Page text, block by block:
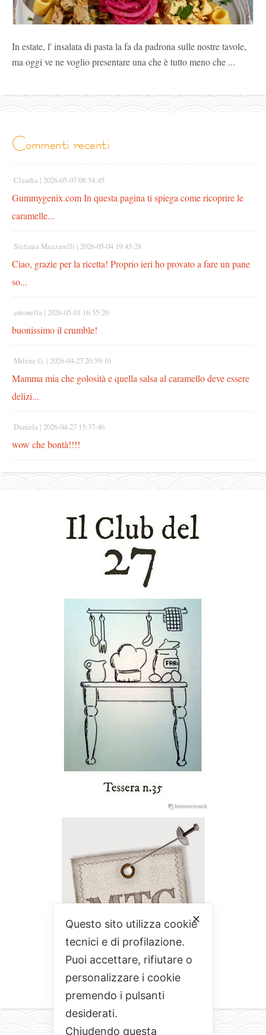
In estate, l' insalata di pasta la fa da padrona sulle nostre tavole,
ma oggi ve ne voglio presentare una che è tutto meno che ...
commenti recenti
Claudia | 2026-05-07 08:54:45
Gummygenix.com In questa pagina ti spiega come ricoprire le
caramelle...
Stefania Mazzarelli | 2026-05-04 19:45:28
Ciao, grazie per la ricetta! Proprio ieri ho provato a fare un pane
so...
antonella | 2026-05-01 16:55:20
buonissimo il crumble!
Milena G. | 2026-04-27 20:59:16
Mamma mia che golosità e quella salsa al caramello deve essere
delizi...
Daniela | 2026-04-27 15:37:46
wow che bontà!!!!
✕
Questo sito utilizza cookie
tecnici e di profilazione.
Puoi accettare, rifiutare o
personalizzare i cookie
premendo i pulsanti
desiderati.
Chiudendo questa